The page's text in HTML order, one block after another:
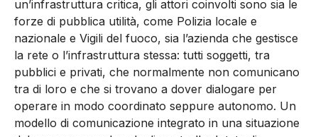
un’infrastruttura critica, gli attori coinvolti sono sia le
forze di pubblica utilità, come Polizia locale e
nazionale e Vigili del fuoco, sia l’azienda che gestisce
la rete o l’infrastruttura stessa: tutti soggetti, tra
pubblici e privati, che normalmente non comunicano
tra di loro e che si trovano a dover dialogare per
operare in modo coordinato seppure autonomo. Un
modello di comunicazione integrato in una situazione